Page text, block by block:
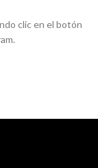
clic en el botón